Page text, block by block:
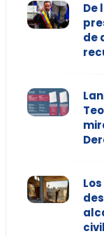
De
de
civil